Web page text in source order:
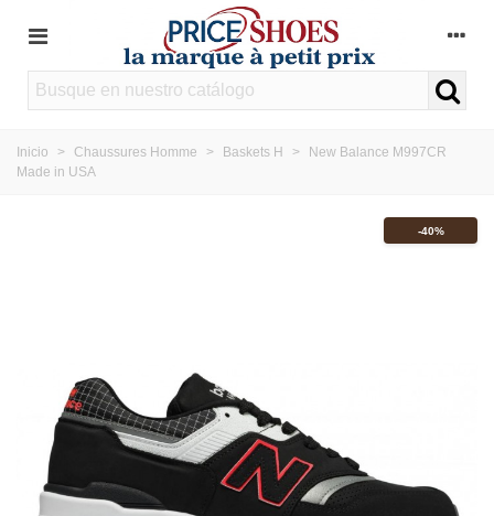
Inicio > Chaussures Homme > Baskets H >
New Balance M997CR
Made in USA
-40%